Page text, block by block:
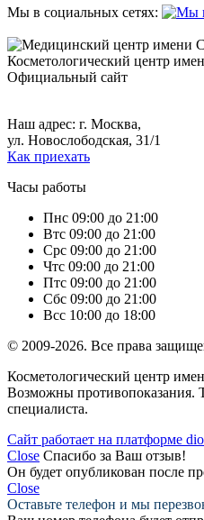
Мы в социальных сетях:
Косметологический центр
Официальный сайт
Наш адрес: г. Москва,
ул. Новослободская, 31/1
Как приехать
Часы работы
Пнс 09:00 до 21:00
Втс 09:00 до 21:00
Срс 09:00 до 21:00
Чтс 09:00 до 21:00
Птс 09:00 до 21:00
Сбс 09:00 до 21:00
Всс 10:00 до 18:00
© 2009-2026. Все права
Косметологический центр
Возможны противопоказания.
специалиста.
Сайт работает на платформе
Close Спасибо за Ваш отзыв!
Он будет опубликован после
Close
Оставьте телефон и мы